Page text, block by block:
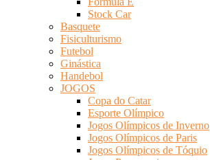
Stock Car
Basquete
Fisiculturismo
Futebol
Ginástica
Handebol
JOGOS
Copa do Catar
Esporte Olímpico
Jogos Olímpicos de Inverno
Jogos Olímpicos de Paris
Jogos Olímpicos de Tóquio